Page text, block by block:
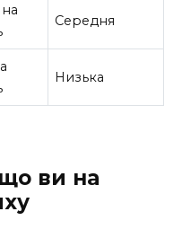
Середня
Низька
ви на